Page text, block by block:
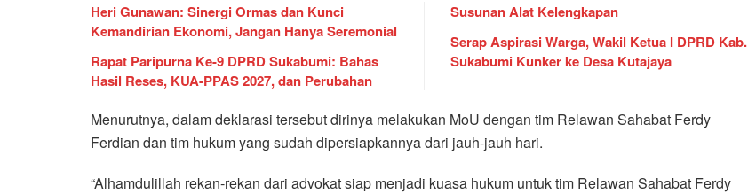
Heri Gunawan: Sinergi Ormas dan Kunci
Kemandirian Ekonomi, Jangan Hanya Seremonial
Rapat Paripurna Ke-9 DPRD Sukabumi: Bahas
Hasil Reses, KUA-PPAS 2027, dan Perubahan
Susunan Alat Kelengkapan
Serap Aspirasi Warga, Wakil Ketua I DPRD Kab.
Sukabumi Kunker ke Desa Kutajaya
Menurutnya, dalam deklarasi tersebut dirinya melakukan MoU dengan tim Relawan Sahabat Ferdy
Ferdian dan tim hukum yang sudah dipersiapkannya dari jauh-jauh hari.
“Alhamdulillah rekan-rekan dari advokat siap menjadi kuasa hukum untuk tim Relawan Sahabat Ferdy